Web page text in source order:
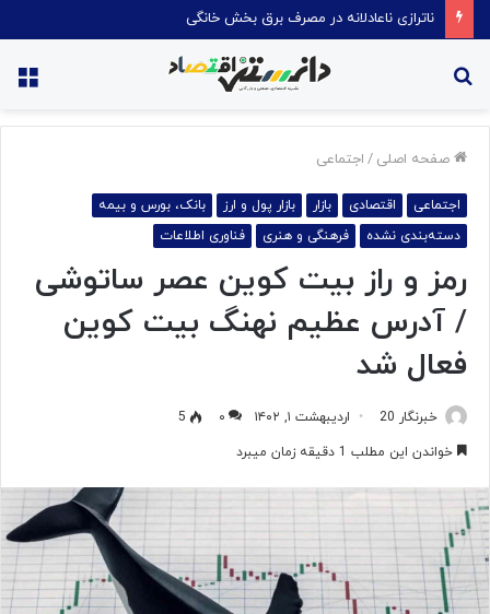
ناترازی ناعادلانه در مصرف برق بخش خانگی
صفحه اصلی / اجتماعی
اجتماعی اقتصادی بازار بازار پول و ارز
بانک، بورس و بیمه
دسته‌بندی نشده
فرهنگی و هنری فناوری اطلاعات
رمز و راز بیت کوین عصر ساتوشی
/ آدرس عظیم نهنگ بیت کوین
فعال شد
خبرنگار 20 اردیبهشت ۱, ۱۴۰۲ ۰
5
خواندن این مطلب 1 دقیقه زمان میبرد